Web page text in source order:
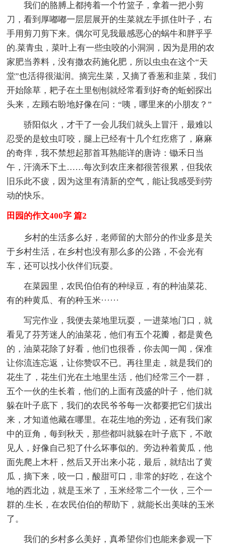
我们的胳膊上都挎着一个竹篮子，拿着一把小剪
刀，看到厚嘟嘟一层层展开的生菜就左手抓住叶子，右
手用剪刀剪下来。偶尔可见我最感恶心的蜗牛和胖乎乎
的.菜青虫，菜叶上有一些虫咬的小洞洞，因为是用的农
家肥当养料，没有撒农药施化肥，所以虫虫在这个“天
堂”也活得很滋润。摘完生菜，又摘了香葱和韭菜，我们
开始除草，耙子在土里刨刨就经常看到好奇的蚯蚓探出
头来，左顾右盼地好像在问：“咦，哪里来的小朋友？”
骄阳似火，才干了一会儿我们就头上冒汗，最难以
忍受的是蚊虫叮咬，腿上已经有十几个红疙瘩了，麻麻
的奇痒，我不禁想起那首耳熟能详的唐诗：锄禾日当
午，汗滴禾下土……每次到农庄来都很苦很累，但我依
旧乐此不疲，因为这里有清新的空气，能让我感受到劳
动的快乐。
田园的作文400字 篇2
乡村的生活多么好，老师留的大部分的作业多是关
于乡村生活，在乡村也没有那么多的公路，不会光有
车，还可以找小伙伴们玩耍。
在菜园里，农民伯伯有的种绿豆，有的种油菜花、
有的种黄瓜、有的种玉米······
写完作业，我便去菜地里玩耍，一进菜地门口，就
看见了芬芳迷人的油菜花，他们有五个花瓣，都是黄色
的，油菜花除了好看，他们也很香，你去闻一闻，保准
让你流连忘返，让你赞叹不已。再往里走，就是我们的
花生了，花生们光在土地里生活，他们经常三个一群，
五个一伙的生长着，他们的上面有茂盛的叶子，他们就
躲在叶子底下，我们的农民爷爷每一次都要把它们拔出
来，才知道他藏在哪里。在花生地的旁边，还有我们家
中的豆角，每到秋天，那些都叫就躲在叶子底下，不敢
见人，好像自己犯了什么坏事似的。旁边种着黄瓜，他
面先爬上木杆，然后又开出来小花，最后，就结出了黄
瓜，摘下来，咬一口，酸甜可口，非常的好吃，在这个
地的西北边，就是玉米了，玉米经常二个一伙，三个一
群的.生长，在农民伯伯的帮助下，就能长出美味的玉米
了。
我们的乡村多么美好，真希望你们也能来参观一下